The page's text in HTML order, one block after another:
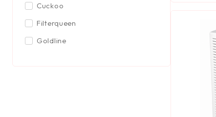
Cuckoo
Filterqueen
Goldline